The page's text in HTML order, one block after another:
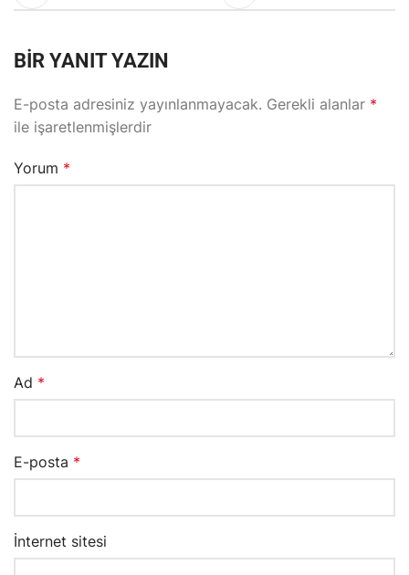
BIR YANIT YAZIN
E-posta adresiniz yayınlanmayacak. Gerekli alanlar *
ile işaretlenmişlerdir
Yorum *
Ad *
E-posta *
İnternet sitesi